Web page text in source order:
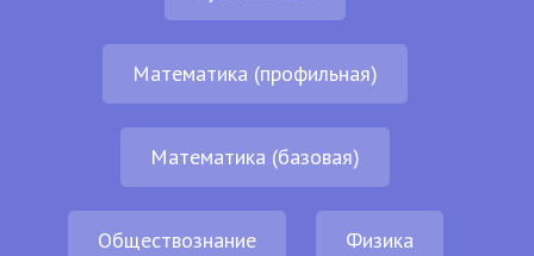
Математика (профильная)
Математика (базовая)
Обществознание Физика